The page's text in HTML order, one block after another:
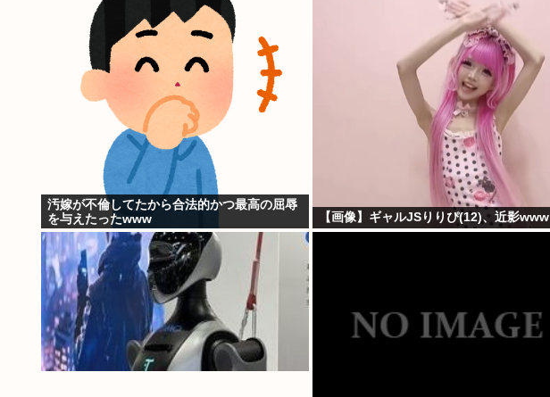
汚嫁が不倫してたから合法的かつ最高の屈辱
を与えたったwww
【画像】ギャルJSりりぴ(12)、近影www